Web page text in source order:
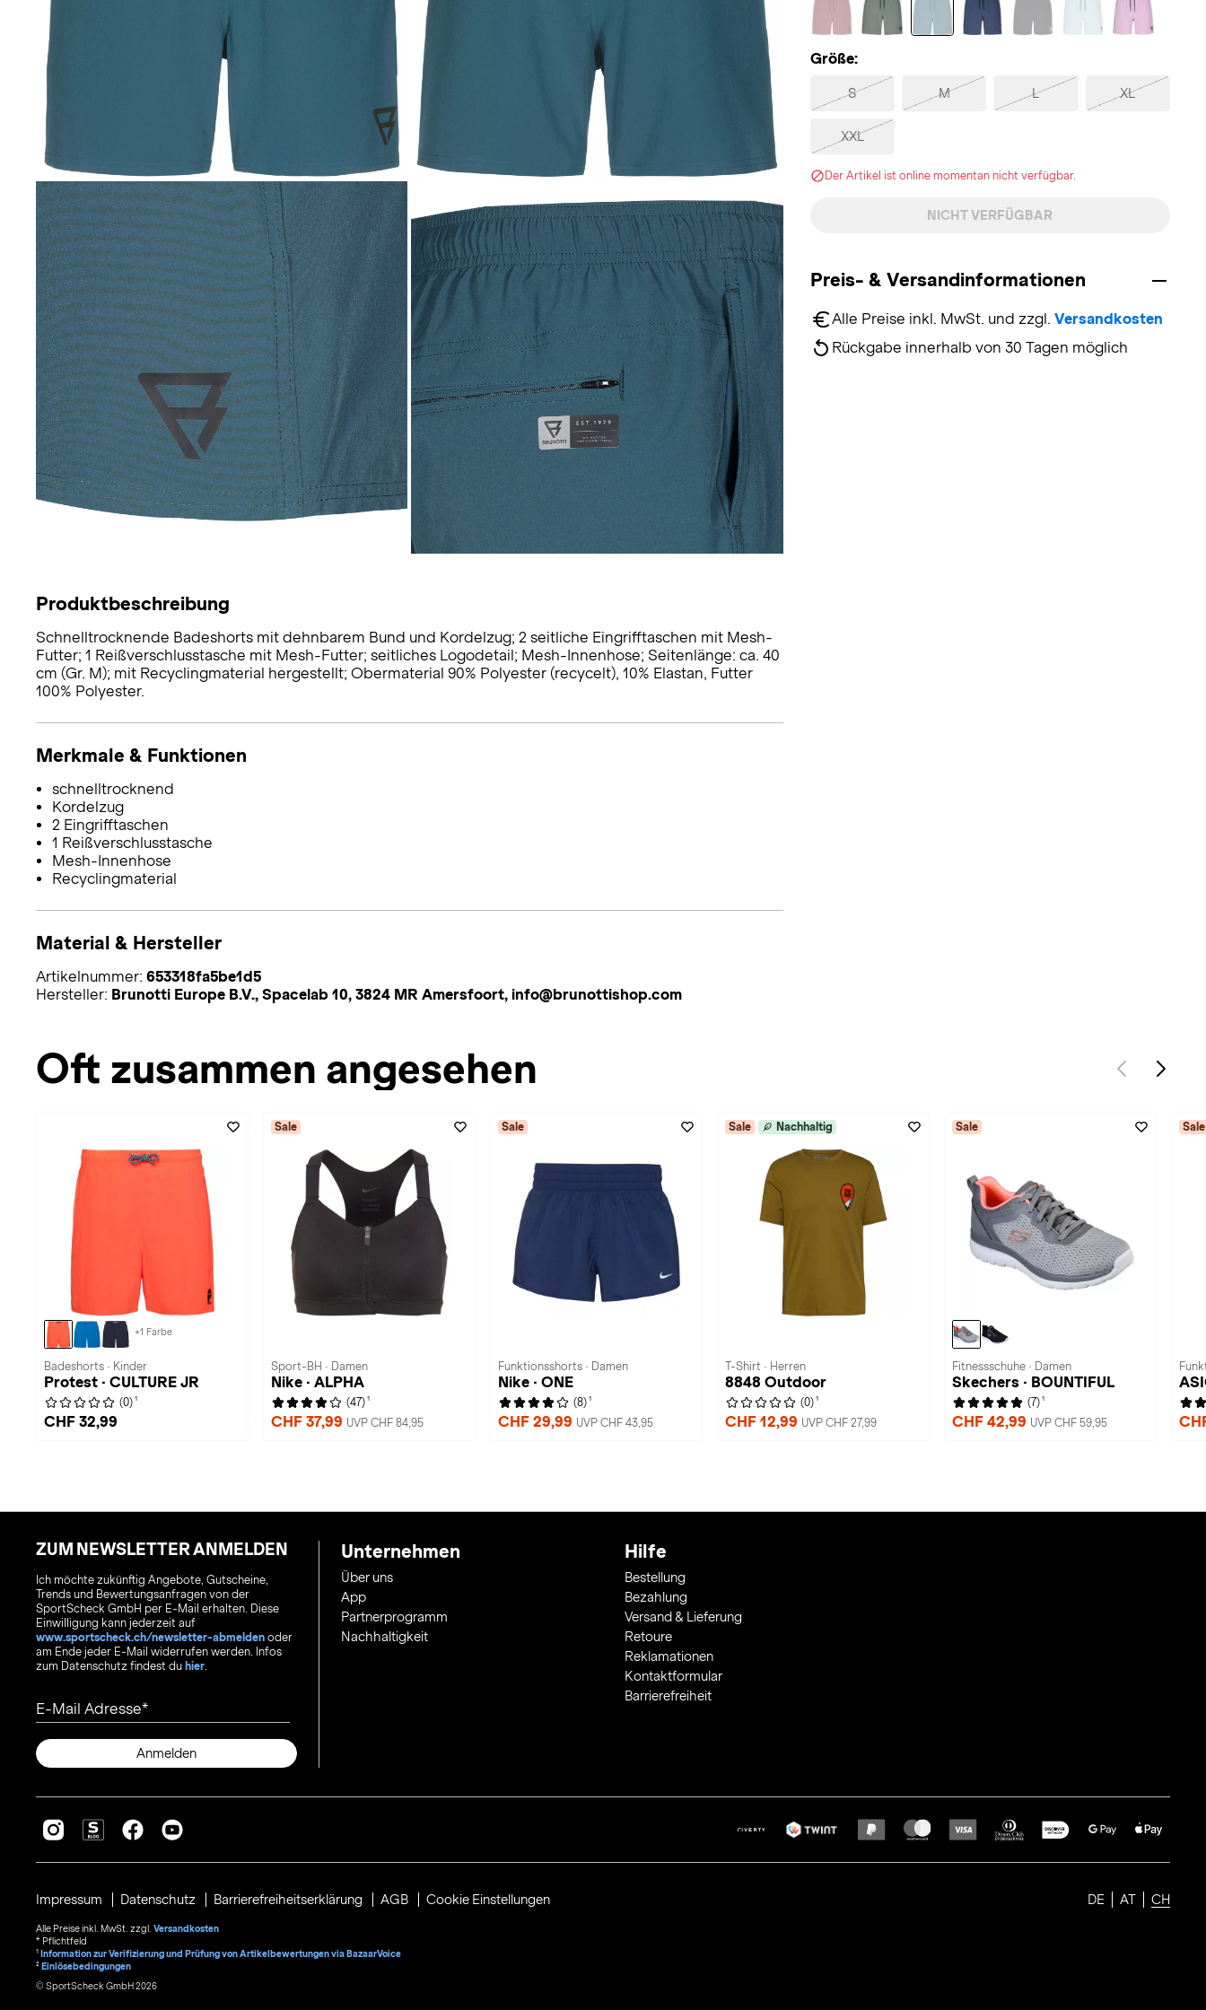
Größe:
S M L XL
XXL
Der Artikel ist online momentan nicht verfügbar.
NICHT VERFÜGBAR
Preis- & Versandinformationen
Alle Preise inkl. MwSt. und zzgl. Versandkosten
Rückgabe innerhalb von 30 Tagen möglich
Produktbeschreibung
Schnelltrocknende Badeshorts mit dehnbarem Bund und Kordelzug; 2 seitliche Eingrifftaschen mit Mesh-
Futter; 1 Reißverschlusstasche mit Mesh-Futter; seitliches Logodetail; Mesh-Innenhose; Seitenlänge: ca. 40
cm (Gr. M); mit Recyclingmaterial hergestellt; Obermaterial 90% Polyester (recycelt), 10% Elastan, Futter
100% Polyester.
Merkmale & Funktionen
schnelltrocknend
Kordelzug
2 Eingrifftaschen
1 Reißverschlusstasche
Mesh-Innenhose
Recyclingmaterial
Material & Hersteller
Artikelnummer: 653318fa5be1d5
Hersteller: Brunotti Europe B.V., Spacelab 10, 3824 MR Amersfoort, info@brunottishop.com
Oft zusammen angesehen
+1 Farbe
Badeshorts · Kinder
Protest · CULTURE JR
(0) 1
CHF 32,99
Sale
Sport-BH · Damen
Nike · ALPHA
(47) 1
CHF 37,99 UVP CHF 84,95
Sale
Funktionsshorts · Damen
Nike · ONE
(8) 1
CHF 29,99 UVP CHF 43,95
Sale Nachhaltig
T-Shirt · Herren
8848 Outdoor
(0) 1
CHF 12,99 UVP CHF 27,99
Sale
Fitnessschuhe · Damen
Skechers · BOUNTIFUL
(7) 1
CHF 42,99 UVP CHF 59,95
Sale
ZUM NEWSLETTER ANMELDEN
Ich möchte zukünftig Angebote, Gutscheine,
Trends und Bewertungsanfragen von der
SportScheck GmbH per E-Mail erhalten. Diese
Einwilligung kann jederzeit auf
www.sportscheck.ch/newsletter-abmelden oder
am Ende jeder E-Mail widerrufen werden. Infos
zum Datenschutz findest du hier
E-Mail Adresse
Anmelden
Unternehmen
Über uns
App
Partnerprogramm
Nachhaltigkeit
Hilfe
Bestellung
Bezahlung
Versand & Lieferung
Retoure
Reklamationen
Kontaktformular
Barrierefreiheit
DE AT CH
Impressum Datenschutz Barrierefreiheitserklärung AGB Cookie Einstellungen
Alle Preise inkl. MwSt. zzgl. Versandkosten
* Pflichtfeld
1 Information zur Verifizierung und Prüfung von Artikelbewertungen via BazaarVoice
² Einlösebedingungen
© SportScheck GmbH 2026